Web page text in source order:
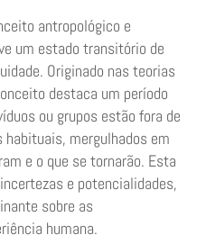
antropológico e
um estado transitório de
Originado nas teorias
destaca um período
ou grupos estão fora de
mergulhados em
e o que se tornarão. Esta
e potencialidades,
sobre as
humana.